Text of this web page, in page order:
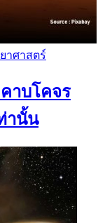
าศาสตร์
าบโคจร
านั้น